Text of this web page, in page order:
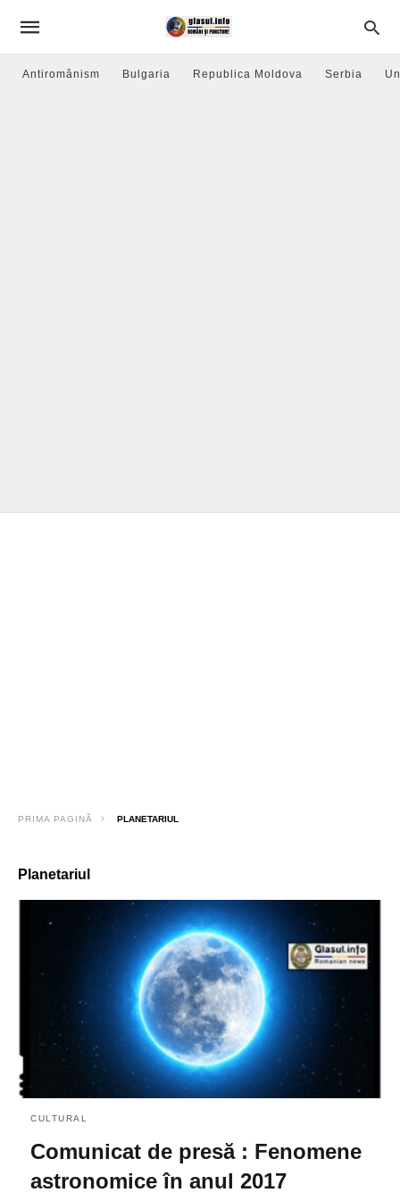
Antiromânism Bulgaria Republica Moldova Serbia
PRIMA PAGINĂ PLANETARIUL
Planetariul
CULTURAL
Comunicat de presă : Fenomene
astronomice în anul 2017